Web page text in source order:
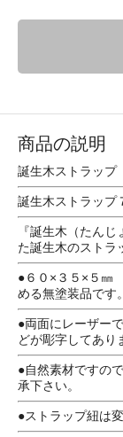
商品の説明
誕生木ストラッ
誕生木ストラップ
『誕生木（たん
た誕生木のストラ
●６０×３５×５㎜
める無塗装品です。
●両面にレーザー
どが彫字してあり
●自然素材ですの
承下さい。
●ストラップ紐は